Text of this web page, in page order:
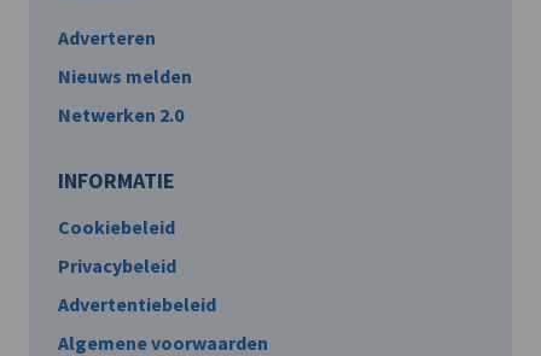
Adverteren
Nieuws melden
Netwerken 2.0
INFORMATIE
Cookiebeleid
Privacybeleid
Advertentiebeleid
Algemene voorwaarden